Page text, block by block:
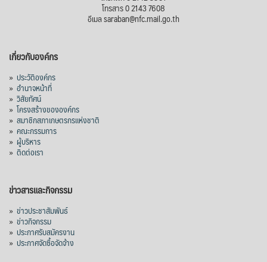
กรมการค้าต่างประเทศ กระทรวงพาณิชย์ เปิด
ไทยในช่วง 6 เดือนของปี 2569 (ม.ค.-มิ.ย.) มี
1,205 ล้านดอลลาร์สหรัฐ (ประมาณ
38,003.15 ล้านบาท) ลดลง 27.69%
ปรับตัวลดลงตามสภาวะเศรษฐกิจและการค้า
โลก โดยตลาดส่งออกสำคัญ จีน ส่งออกได้
1.52 ล้านตัน ลด 61.71%
ส่งออกมันครึ่งปี 69 ปริมาณ 2.52 ล้านตัน
ลด 51.63% ยังดีที่ราคาขายดีกว่าปีก่อน
mgronline.com
โทรสาร 0 2143 7608
อีเมล saraban@nfc.mail.go.th
เกี่ยวกับองค์กร
» ประวัติองค์กร
» อำนาจหน้าที่
» วิสัยทัศน์
» โครงสร้างขององค์กร
» สมาชิกสภาเกษตรกรแห่งชาติ
» คณะกรรมการ
» ผู้บริหาร
» ติดต่อเรา
ข่าวสารและกิจกรรม
» ข่าวประชาสัมพันธ์
» ข่าวกิจกรรม
» ประกาศรับสมัครงาน
» ประกาศจัดซื้อจัดจ้าง